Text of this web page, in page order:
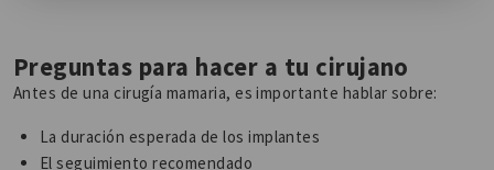
Preguntas para hacer a tu cirujano
Antes de una cirugía mamaria, es importante hablar sobre:
La duración esperada de los implantes
El seguimiento recomendado